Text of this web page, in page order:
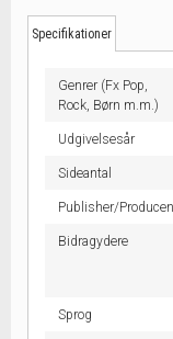
Specifikationer
Genrer (Fx Pop,
Rock, Børn m.m.)
Udgivelsesår
Sideantal
Publisher/
Bidragydere
Sprog